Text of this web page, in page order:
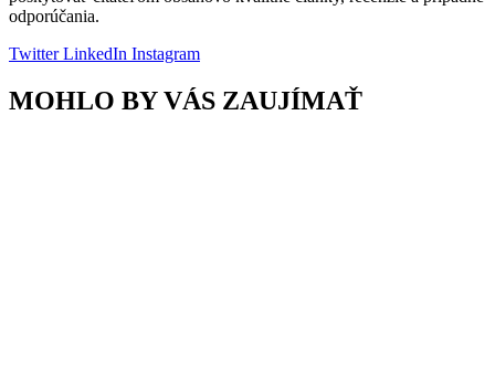
odporúčania.
TwitterLinkedIn Instagram
MOHLO BY VÁS ZAUJÍMAŤ